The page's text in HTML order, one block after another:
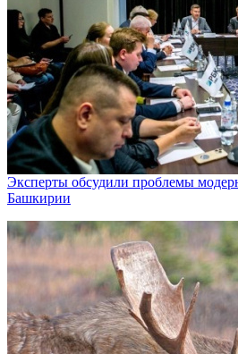
Эксперты обсудили проблемы
Башкирии